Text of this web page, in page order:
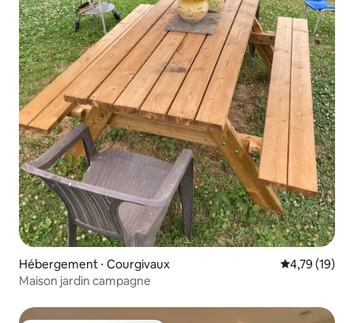
Hébergement ⋅ Courgivaux Évaluation
4,79 (19)
Maison jardin campagne